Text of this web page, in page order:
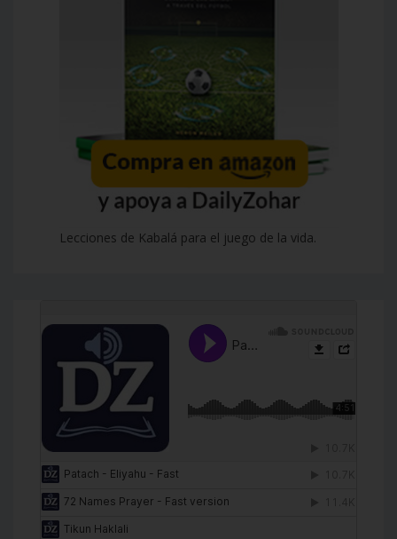
Lecciones de Kabalá para el juego de la vida.